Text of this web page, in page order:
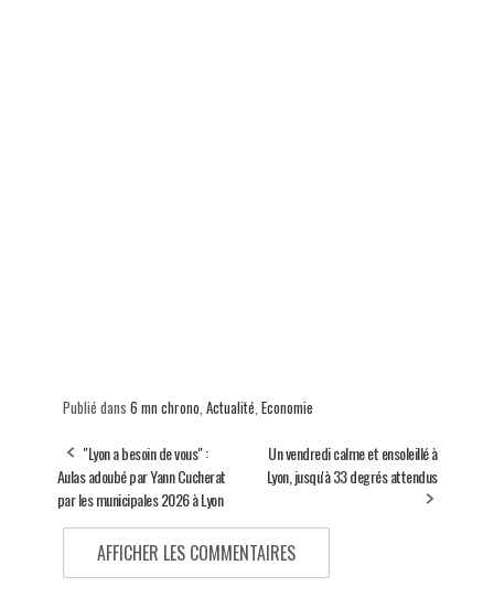
Publié dans 6 mn chrono Actualité Economie
"Lyon a besoin de vous" :
Aulas adoubé par Yann Cucherat
par les municipales 2026 à Lyon
Un vendredi calme et ensoleillé à
Lyon, jusqu'à 33 degrés attendus
AFFICHER LES COMMENTAIRES